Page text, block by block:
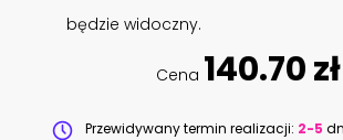
będzie widoczny.
Cena 140.70 zł
Przewidywany termin realizacji: 2-5